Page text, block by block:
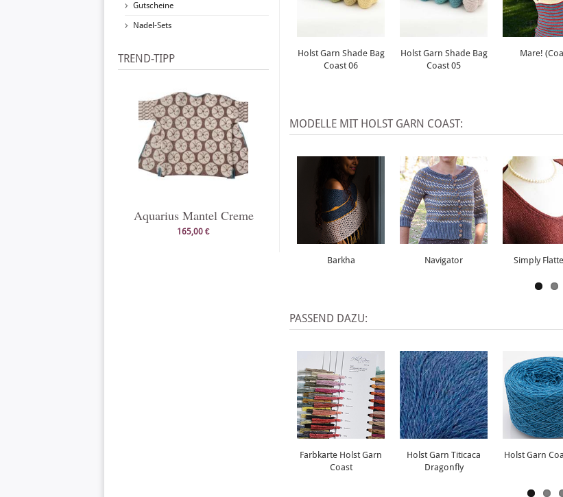
Gutscheine
Nadel-Sets
TREND-TIPP
Aquarius Mantel Creme
165,00 €
Holst Garn Shade Bag
Coast 06
Holst Garn Shade Bag
Coast 05
Mare!
MODELLE MIT HOLST GARN COAST:
Barkha Navigator Simply
PASSEND DAZU:
Farbkarte Holst Garn
Coast
Holst Garn Titicaca
Dragonfly
Holst Garn